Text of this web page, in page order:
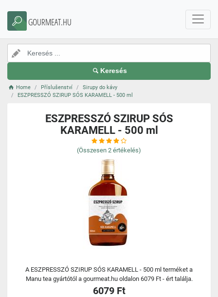
GOURMEAT.HU
Keresés
Home Příslušenství
Sirupy do kávy
ESZPRESSZÓ SZIRUP SÓS KARAMELL - 500 ml
ESZPRESSZÓ SZIRUP SÓS
KARAMELL - 500 ml
(Összesen 2 értékelés)
A ESZPRESSZÓ SZIRUP SÓS KARAMELL - 500 ml terméket a
Manu tea gyártótól a gourmeat.hu oldalon 6079 Ft - ért találja.
6079 Ft